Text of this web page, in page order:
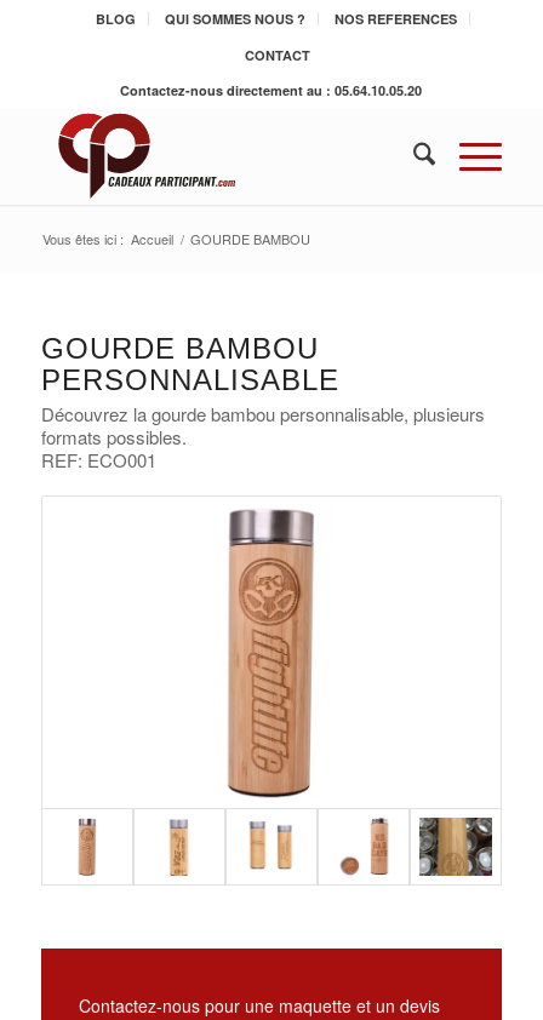
BLOG QUI SOMMES NOUS ?
NOS REFERENCES
CONTACT
Contactez-nous directement au : 05.64.10.05.20
Vous êtes ici : Accueil / GOURDE BAMBOU
GOURDE BAMBOU
PERSONNALISABLE
Découvrez la gourde bambou personnalisable, plusieurs
formats possibles.
REF: ECO001
Contactez-nous pour une maquette et un devis